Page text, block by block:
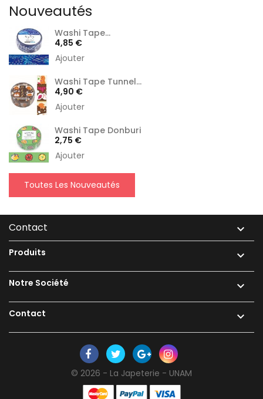
Nouveautés
Washi Tape...
Prix
4,85 €
Ajouter
Washi Tape Tunnel...
Prix
4,90 €
Ajouter
Washi Tape Donburi
Prix
2,75 €
Ajouter
Toutes Les Nouveautés
Contact 
Produits 
Notre Société 
Contact 
© 2026 - La Japeterie - UNAM